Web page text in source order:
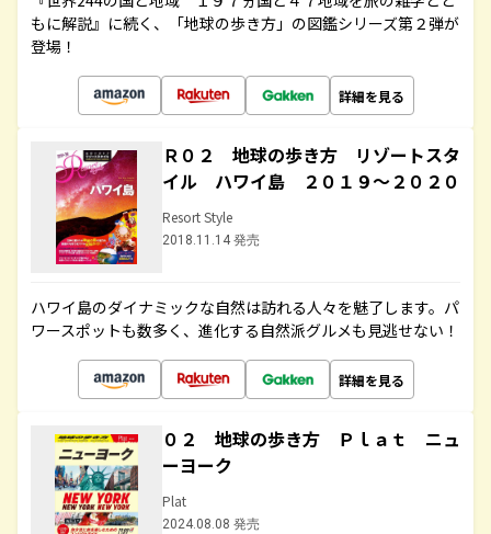
もに解説』に続く、「地球の歩き方」の図鑑シリーズ第２弾が
登場！
詳細を見る
Ｒ０２ 地球の歩き方 リゾートスタ
イル ハワイ島 ２０１９～２０２０
Resort Style
2018.11.14 発売
ハワイ島のダイナミックな自然は訪れる人々を魅了します。パ
ワースポットも数多く、進化する自然派グルメも見逃せない！
詳細を見る
０２ 地球の歩き方 Ｐｌａｔ ニュ
ーヨーク
Plat
2024.08.08 発売